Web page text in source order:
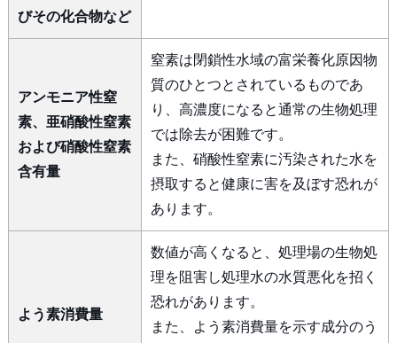
びその化合物など
アンモニア性窒
素、亜硝酸性窒素
および硝酸性窒素
含有量
窒素は閉鎖性水域の富栄養化原因物
質のひとつとされているものであ
り、高濃度になると通常の生物処理
では除去が困難です。
また、硝酸性窒素に汚染された水を
摂取すると健康に害を及ぼす恐れが
あります。
よう素消費量
数値が高くなると、処理場の生物処
理を阻害し処理水の水質悪化を招く
恐れがあります。
また、よう素消費量を示す成分のう